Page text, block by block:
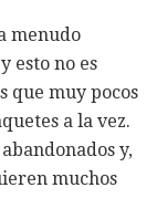
menudo
esto no es
que muy pocos
a la vez.
y,
muchos